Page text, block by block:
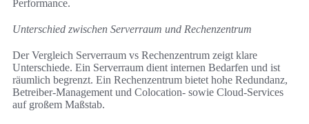
Performance.
Unterschied zwischen Serverraum und Rechenzentrum
Der Vergleich Serverraum vs Rechenzentrum zeigt klare
Unterschiede. Ein Serverraum dient internen Bedarfen und ist
räumlich begrenzt. Ein Rechenzentrum bietet hohe Redundanz,
Betreiber-Management und Colocation- sowie Cloud-Services
auf großem Maßstab.